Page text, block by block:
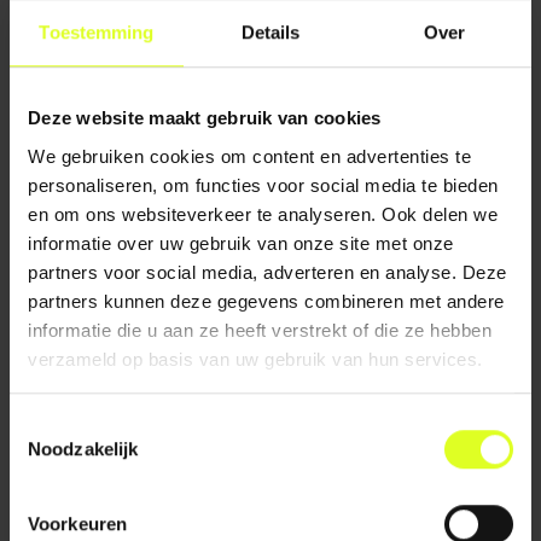
Toestemming Details Over
Deze website maakt gebruik van cookies
We gebruiken cookies om content en advertenties te
personaliseren, om functies voor social media te bieden
en om ons websiteverkeer te analyseren. Ook delen we
informatie over uw gebruik van onze site met onze
partners voor social media, adverteren en analyse. Deze
partners kunnen deze gegevens combineren met andere
informatie die u aan ze heeft verstrekt of die ze hebben
verzameld op basis van uw gebruik van hun services.
Noodzakelijk
Voorkeuren
Bron: SLO, 2025
Scholen werkten eerder met digitale geletterdheid vanuit
het vierdomeinenmodel:
praktische ICT-vaardigheden,
computational thinking
. Deze vier domeinen zijn nu